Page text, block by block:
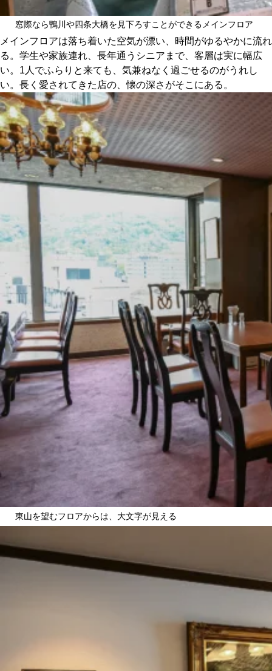
窓際なら鴨川や四条大橋を見下ろすことができるメインフロア
メインフロアは落ち着いた空気が漂い、時間がゆるやかに流れ
る。学生や家族連れ、長年通うシニアまで、客層は実に幅広
い。1人でふらりと来ても、気兼ねなく過ごせるのがうれし
い。長く愛されてきた店の、懐の深さがそこにある。
東山を望むフロアからは、大文字が見える